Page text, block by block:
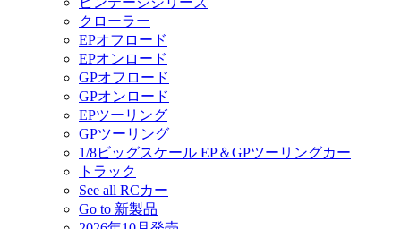
クローラー
EPオフロード
EPオンロード
GPオフロード
GPオンロード
EPツーリング
GPツーリング
1/8ビッグスケール EP＆GPツーリングカー
トラック
See all RCカー
Go to 新製品